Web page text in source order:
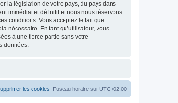
la législation de votre pays, du pays dans
immédiat et définitif et nous nous réservons
conditions. Vous acceptez le fait que
nécessaire. En tant qu’utilisateur, vous
à une tierce partie sans votre
données.
Fuseau horaire sur UTC+02:00
les cookies